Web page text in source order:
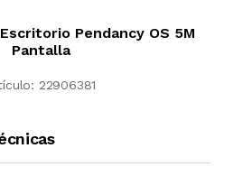
Pendancy OS 5M
Pantalla
22906381